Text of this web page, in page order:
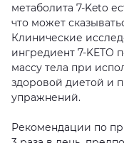
метаболита 7-Keto
что может
Клинические
ингредиент 7-KETO
массу тела при
здоровой диетой и
упражнений.
Рекомендации по